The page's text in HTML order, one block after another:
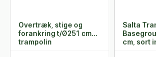
Overtræk, stige og
forankring t/Ø251 cm
trampolin
Salta
cm, sort